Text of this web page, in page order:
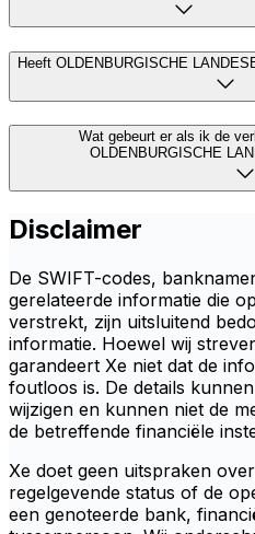
Heeft OLDENBURGISCHE
Wat gebeurt er als ik de
OLDENBURGISCHE
Disclaimer
De SWIFT-codes,
gerelateerde informatie die
verstrekt, zijn uitsluitend
informatie. Hoewel wij
garandeert Xe niet dat de
foutloos is. De details
wijzigen en kunnen niet de
de betreffende financiële
Xe doet geen uitspraken
regelgevende status of de
een genoteerde bank,